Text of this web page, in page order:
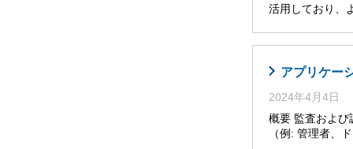
活用しており、
アプリケー
2024年4月4日
概要 監査および
（例: 管理者、